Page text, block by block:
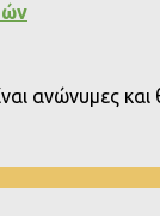
ανώνυμες